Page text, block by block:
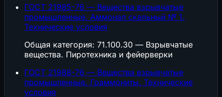
ГОСТ 21985-76 — Вещества взрывчатые
промышленные. Аммонал скальный № 1.
Технические условия
Общая категория: 71.100.30 — Взрывчатые
вещества. Пиротехника и фейерверки
ГОСТ 21988-76 — Вещества взрывчатые
промышленные. Граммониты. Технические
условия